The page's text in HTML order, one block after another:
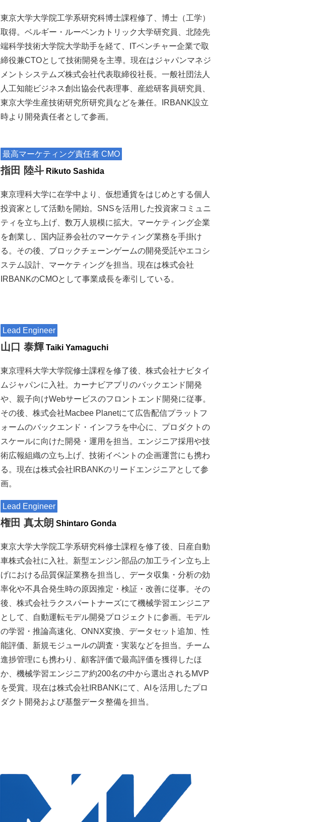
東京大学大学院工学系研究科博士課程修了、博士（工学）
取得。ベルギー・ルーベンカトリック大学研究員、北陸先
端科学技術大学院大学助手を経て、ITベンチャー企業で取
締役兼CTOとして技術開発を主導。現在はジャパンマネジ
メントシステムズ株式会社代表取締役社長。一般社団法人
人工知能ビジネス創出協会代表理事、産総研客員研究員、
東京大学生産技術研究所研究員などを兼任。IRBANK設立
時より開発責任者として参画。
最高マーケティング責任者 CMO
指田 陸斗 Rikuto Sashida
東京理科大学に在学中より、仮想通貨をはじめとする個人
投資家として活動を開始。SNSを活用した投資家コミュニ
ティを立ち上げ、数万人規模に拡大。マーケティング企業
を創業し、国内証券会社のマーケティング業務を手掛け
る。その後、ブロックチェーンゲームの開発受託やエコシ
ステム設計、マーケティングを担当。現在は株式会社
IRBANKのCMOとして事業成長を牽引している。
Lead Engineer
山口 泰輝 Taiki Yamaguchi
東京理科大学大学院修士課程を修了後、株式会社ナビタイ
ムジャパンに入社。カーナビアプリのバックエンド開発
や、親子向けWebサービスのフロントエンド開発に従事。
その後、株式会社Macbee Planetにて広告配信プラットフ
ォームのバックエンド・インフラを中心に、プロダクトの
スケールに向けた開発・運用を担当。エンジニア採用や技
術広報組織の立ち上げ、技術イベントの企画運営にも携わ
る。現在は株式会社IRBANKのリードエンジニアとして参
画。
Lead Engineer
権田 真太朗 Shintaro Gonda
東京大学大学院工学系研究科修士課程を修了後、日産自動
車株式会社に入社。新型エンジン部品の加工ライン立ち上
げにおける品質保証業務を担当し、データ収集・分析の効
率化や不具合発生時の原因推定・検証・改善に従事。その
後、株式会社ラクスパートナーズにて機械学習エンジニア
として、自動運転モデル開発プロジェクトに参画。モデル
の学習・推論高速化、ONNX変換、データセット追加、性
能評価、新規モジュールの調査・実装などを担当。チーム
進捗管理にも携わり、顧客評価で最高評価を獲得したほ
か、機械学習エンジニア約200名の中から選出されるMVP
を受賞。現在は株式会社IRBANKにて、AIを活用したプロ
ダクト開発および基盤データ整備を担当。